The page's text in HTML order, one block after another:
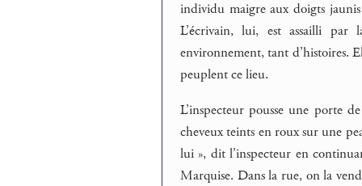
individu maigre aux doigts
L’écrivain, lui, est assailli par
environnement, tant d’histoires.
peuplent ce lieu.
L’inspecteur pousse une porte
cheveux teints en roux sur une
lui », dit l’inspecteur en
Marquise. Dans la rue, on la